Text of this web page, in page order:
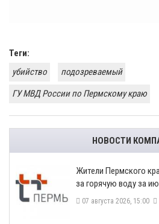
Теги:
убийство
подозреваемый
ГУ МВД России по Пермскому краю
НОВОСТИ
​Жители Пермского
за горячую воду за
07 августа 2026, 15:00